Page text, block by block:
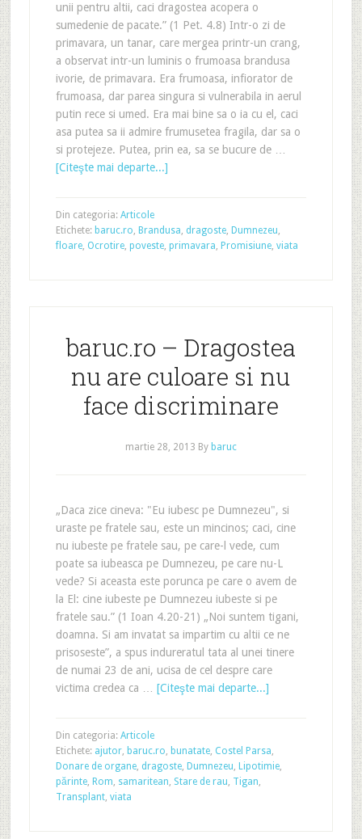
unii pentru altii, caci dragostea acopera o
sumedenie de pacate.” (1 Pet. 4.8) Intr-o zi de
primavara, un tanar, care mergea printr-un crang,
a observat intr-un luminis o frumoasa brandusa
ivorie, de primavara. Era frumoasa, infiorator de
frumoasa, dar parea singura si vulnerabila in aerul
putin rece si umed. Era mai bine sa o ia cu el, caci
asa putea sa ii admire frumusetea fragila, dar sa o
si protejeze. Putea, prin ea, sa se bucure de …
[Citeşte mai departe...]
Din categoria: Articole
Etichete: baruc.ro, Brandusa, dragoste, Dumnezeu,
floare, Ocrotire, poveste, primavara, Promisiune, viata
baruc.ro – Dragostea
nu are culoare si nu
face discriminare
martie 28, 2013 By baruc
„Daca zice cineva: "Eu iubesc pe Dumnezeu", si
uraste pe fratele sau, este un mincinos; caci, cine
nu iubeste pe fratele sau, pe care-l vede, cum
poate sa iubeasca pe Dumnezeu, pe care nu-L
vede? Si aceasta este porunca pe care o avem de
la El: cine iubeste pe Dumnezeu iubeste si pe
fratele sau.” (1 Ioan 4.20-21) „Noi suntem tigani,
doamna. Si am invatat sa impartim cu altii ce ne
prisoseste”, a spus indureratul tata al unei tinere
de numai 23 de ani, ucisa de cel despre care
victima credea ca … [Citeşte mai departe...]
Din categoria: Articole
Etichete: ajutor, baruc.ro, bunatate, Costel Parsa,
Donare de organe, dragoste, Dumnezeu, Lipotimie,
părinte, Rom, samaritean, Stare de rau, Tigan,
Transplant, viata